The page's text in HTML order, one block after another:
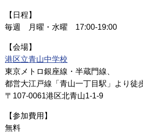
【日程】
毎週 月曜・水曜 17:00-19:00
【会場】
港区立青山中学校
東京メトロ銀座線・半蔵門線、
都営大江戸線「青山一丁目駅」より徒
〒107-0061港区北青山1-1-9
【参加費用】
無料